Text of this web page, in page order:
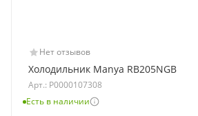
Нет отзывов
Холодильник Manya RB205NGB
Арт.: Р0000107308
Есть в наличии